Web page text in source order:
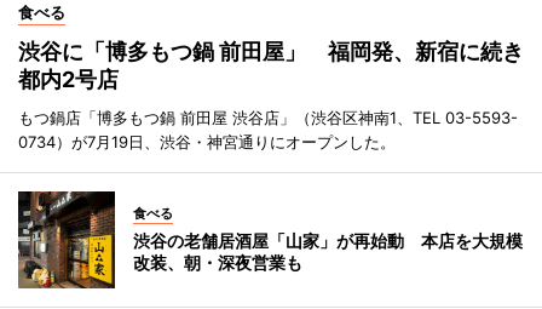
食べる
渋谷に「博多もつ鍋 前田屋」 福岡発、新宿に続き
都内2号店
もつ鍋店「博多もつ鍋 前田屋 渋谷店」（渋谷区神南1、TEL 03-5593-
0734）が7月19日、渋谷・神宮通りにオープンした。
食べる
渋谷の老舗居酒屋「山家」が再始動 本店を大規模
改装、朝・深夜営業も